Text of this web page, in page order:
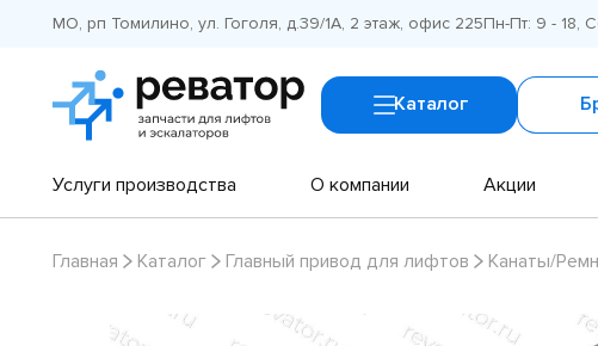
МО, рп Томилино, ул. Гоголя, д.39/1А, 2 этаж, офис 225Пн-Пт: 9 - 18,
Каталог
Услуги производства О компании Акции
Главная Каталог Главный привод для лифтов Канаты/